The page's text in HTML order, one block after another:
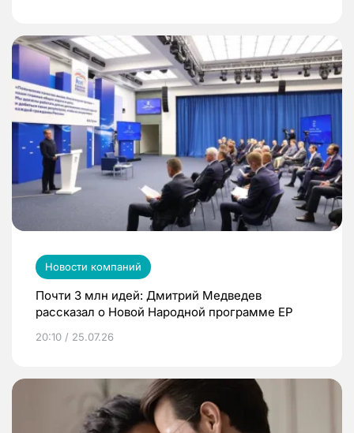
Новости компаний
Почти 3 млн идей: Дмитрий Медведев
рассказал о Новой Народной программе ЕР
20:10 / 25.07.26